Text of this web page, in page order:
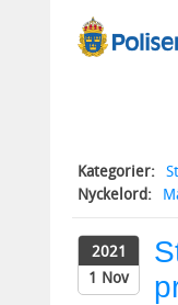
Kategorier:
Nyckelord:
2021
1 Nov